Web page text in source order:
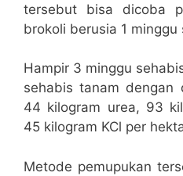
tersebut bisa dicoba
brokoli berusia 1
Hampir 3 minggu
sehabis tanam dengan
44 kilogram urea, 93
45 kilogram KCl per
Metode pemupukan